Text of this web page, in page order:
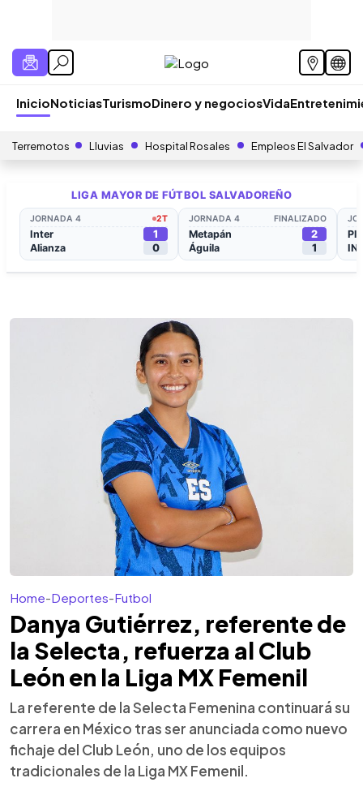
InicioNoticiasTurismoDinero y negociosVida
Terremotos Lluvias Hospital Rosales Empleos El Salvador
Home-Deportes-Futbol
Danya Gutiérrez, referente de
la Selecta, refuerza al Club
León en la Liga MX Femenil
La referente de la Selecta Femenina continuará su
carrera en México tras ser anunciada como nuevo
fichaje del Club León, uno de los equipos
tradicionales de la Liga MX Femenil.